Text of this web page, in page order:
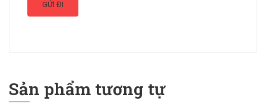
Sản phẩm tương tự